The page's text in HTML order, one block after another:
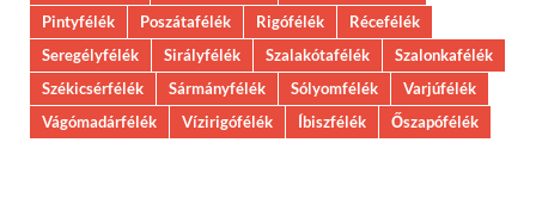
Pintyfélék
Poszátafélék Rigófélék
Récefélék
Seregélyfélék
Sirályfélék Szalakótafélék
Szalonkafélék
Székicsérfélék
Sármányfélék Sólyomfélék
Varjúfélék
Vágómadárfélék
Vízirigófélék Íbiszfélék Őszapófélék